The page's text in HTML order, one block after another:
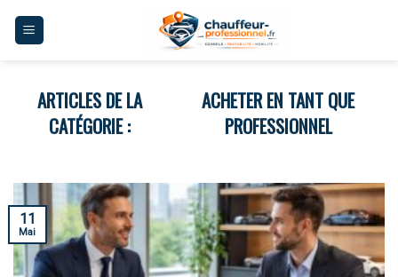
ACHETER EN TANT QUE
PROFESSIONNEL
11
Mai